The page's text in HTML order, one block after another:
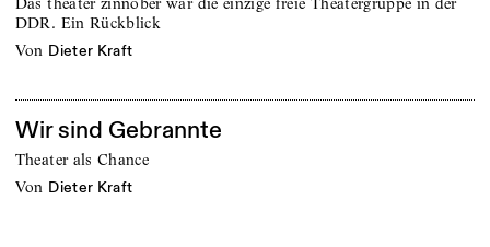
DDR. Ein Rückblick
von Dieter Kraft
Wir sind Gebrannte
Theater als Chance
von Dieter Kraft